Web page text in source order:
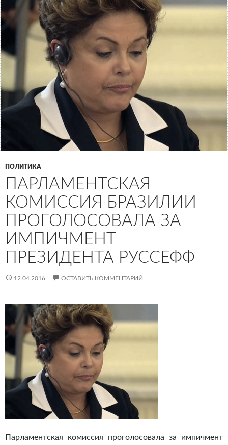
ПОЛИТИКА
ПАРЛАМЕНТСКАЯ
КОМИССИЯ БРАЗИЛИИ
ПРОГОЛОСОВАЛА ЗА
ИМПИЧМЕНТ
ПРЕЗИДЕНТА РУССЕФФ
12.04.2016 ОСТАВИТЬ КОММЕНТАРИЙ
Парламентская комиссия проголосовала за импичмент